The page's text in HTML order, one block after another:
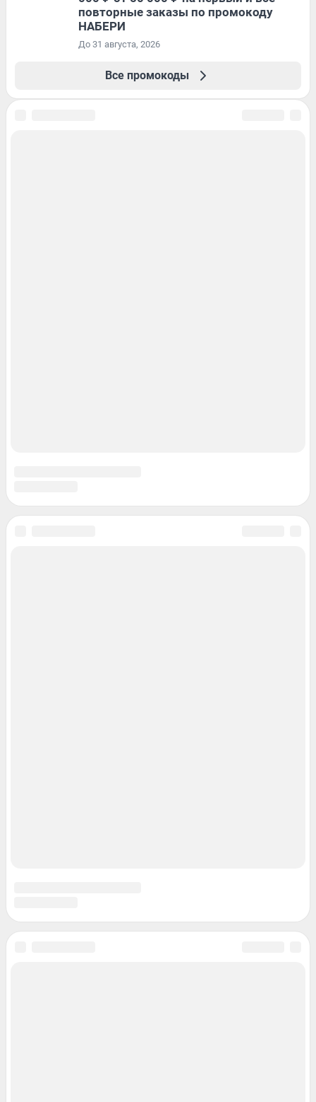
повторные заказы по промокоду
НАБЕРИ
До 31 августа, 2026
Все промокоды